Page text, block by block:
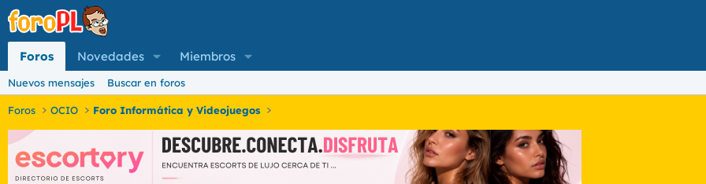
Foros Novedades Miembros
Nuevos mensajes Buscar en foros
Foros OCIO Foro Informática y Videojuegos